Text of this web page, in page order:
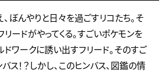
ぼんやりと日々を過ごすリコたち。そ
ードがやってくる。すごいポケモンを
ドワークに誘い出すフリード。そのすご
ス！？しかし、このヒンバス、図鑑の情